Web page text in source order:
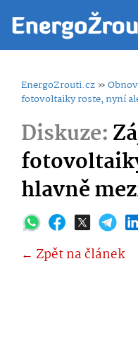
EnergoZrouti.cz»
fotovoltaiky roste, nyní
Diskuze:
hlavně
← Zpět na článek